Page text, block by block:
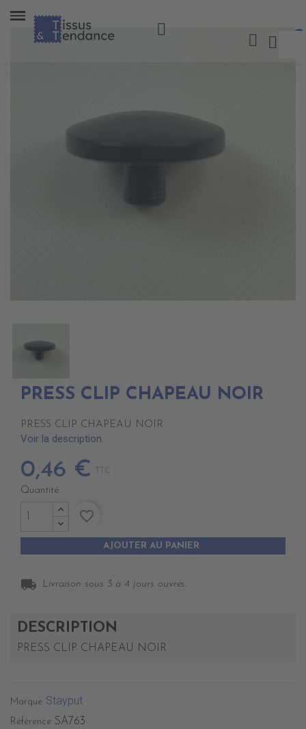
PRESS CLIP CHAPEAU NOIR
PRESS CLIP CHAPEAU NOIR
Voir la description
0,46 € TTC
Quantité
AJOUTER AU PANIER
favorite_border
local_shipping Livraison sous 3 à 4 jours ouvrés.
DESCRIPTION
PRESS CLIP CHAPEAU NOIR
Marque Stayput
Référence SA763